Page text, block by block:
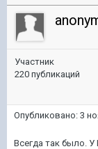
Участник
220 публикаций
Опубликовано: 3
Всегда так было.